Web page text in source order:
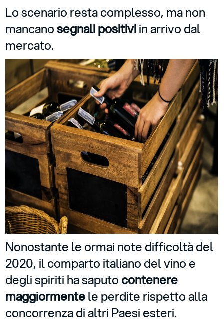
Lo scenario resta complesso, ma non
mancanosegnali positiviin arrivo dal
mercato.
Nonostante le ormai note difficoltà del
2020, il comparto italiano del vino e
degli spiriti ha saputo contenere
maggiormentele perdite rispetto alla
concorrenza di altri Paesi esteri.